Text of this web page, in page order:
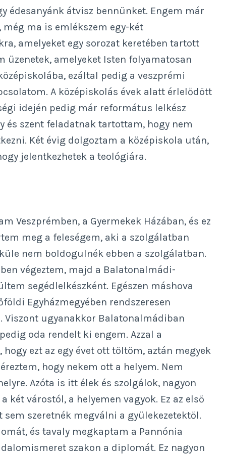
édesanyánk átvisz bennünket. Engem már
ma is emlékszem egy-két
amelyeket egy sorozat keretében tartott
üzenetek, amelyeket Isten folyamatosan
ezáltal pedig a veszprémi
A középiskolás évek alatt érlelődött
idején pedig már református lelkész
és szent feladatnak tartottam, hogy nem
Két évig dolgoztam a középiskola után,
jelentkezhetek a teológiára.
Veszprémben, a Gyermekek Házában, és ez
meg a feleségem, aki a szolgálatban
nem boldogulnék ebben a szolgálatban.
végeztem, majd a Balatonalmádi-
segédlelkészként. Egészen máshova
Egyházmegyében rendszeresen
Viszont ugyanakkor Balatonalmádiban
oda rendelt ki engem. Azzal a
ezt az egy évet ott töltöm, aztán megyek
hogy nekem ott a helyem. Nem
Azóta is itt élek és szolgálok, nagyon
várostól, a helyemen vagyok. Ez az első
sem szeretnék megválni a gyülekezetektől.
és tavaly megkaptam a Pannónia
szakon a diplomát. Ez nagyon